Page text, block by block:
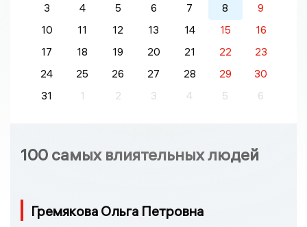
3
4 5 6 7 8
9
10
11 12 13 14 15
16
17
18 19 20 21 22
23
24
25 26 27 28 29
30
31
1 2 3 4 5 6
100 самых влиятельных людей
Гремякова Ольга Петровна